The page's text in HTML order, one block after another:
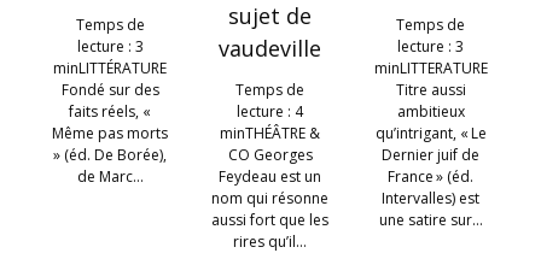
Temps de
lecture : 3
minLITTÉRATURE
Fondé sur des
faits réels, «
Même pas morts
» (éd. De Borée),
de Marc…
sujet de
vaudeville
Temps de
lecture : 4
minTHÉÂTRE &
CO Georges
Feydeau est un
nom qui résonne
aussi fort que les
rires qu’il…
Temps de
lecture : 3
minLITTERATURE
Titre aussi
ambitieux
qu’intrigant, « Le
Dernier juif de
France » (éd.
Intervalles) est
une satire sur…